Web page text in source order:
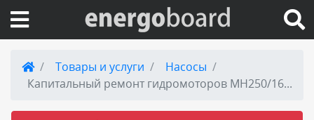
Вход на сайт
Товары и услуги
Насосы
Капитальный ремонт гидромоторов МН250/160 и 1 МН250/160